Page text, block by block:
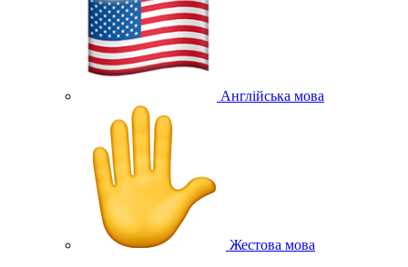
Англійська мова
Жестова мова